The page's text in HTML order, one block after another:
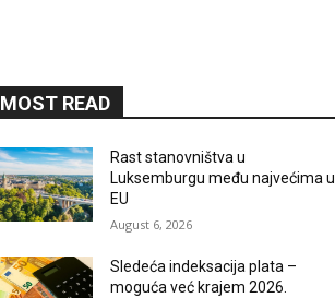
MOST READ
Rast stanovništva u
Luksemburgu među najvećima u
EU
August 6, 2026
Sledeća indeksacija plata –
moguća već krajem 2026.